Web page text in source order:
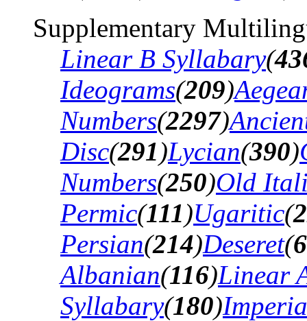
Supplementary
Linear B Syllabary(
Ideograms(209)
Numbers(2297)
Disc(291)Lycian(390)
Numbers(250)Old
Permic(111)Ugaritic(
Persian(214)Deseret(
Albanian(116)Linear
Syllabary(180)